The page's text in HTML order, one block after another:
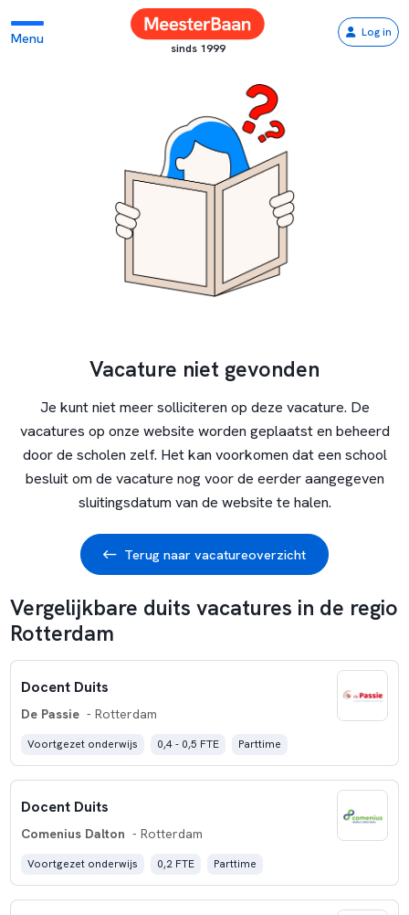
Menu
sinds 1999
Log in
Vacature niet gevonden
Je kunt niet meer solliciteren op deze vacature. De
vacatures op onze website worden geplaatst en beheerd
door de scholen zelf. Het kan voorkomen dat een school
besluit om de vacature nog voor de eerder aangegeven
sluitingsdatum van de website te halen.
Terug naar vacatureoverzicht
Vergelijkbare duits vacatures in de regio
Rotterdam
Docent Duits
De Passie - Rotterdam
Voortgezet onderwijs 0,4 - 0,5 FTE Parttime
Docent Duits
Comenius Dalton - Rotterdam
Voortgezet onderwijs 0,2 FTE Parttime